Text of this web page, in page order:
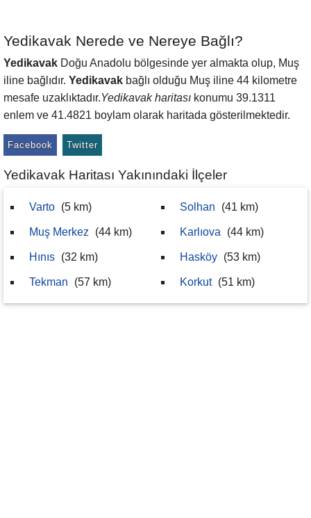
Yedikavak Nerede ve Nereye Bağlı?
Yedikavak Doğu Anadolu bölgesinde yer almakta olup, Muş
iline bağlıdır. Yedikavak bağlı olduğu Muş iline 44 kilometre
mesafe uzaklıktadır.Yedikavak haritası konumu 39.1311
enlem ve 41.4821 boylam olarak haritada gösterilmektedir.
Facebook Twitter
Yedikavak Haritası Yakınındaki İlçeler
Varto (5 km)
Muş Merkez (44 km)
Hınıs (32 km)
Tekman (57 km)
Solhan (41 km)
Karlıova (44 km)
Hasköy (53 km)
Korkut (51 km)